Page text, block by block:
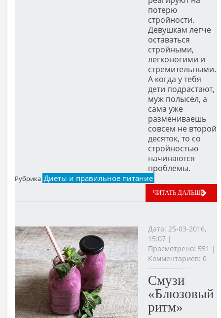
потерю
стройности.
Девушкам легче
оставаться
стройными,
легконогими и
стремительными.
А когда у тебя
дети подрастают,
муж полысел, а
сама уже
размениваешь
совсем не второй
десяток, то со
стройностью
начинаются
проблемы.
Рубрика Диеты и правильное питание
ЧИТАТЬ ДАЛЬШЕ
Дата: 25-03-2016,
15:07 |
Просмотрено: 551 |
Комментариев: 0
Смузи
«Блюзовый
ритм»